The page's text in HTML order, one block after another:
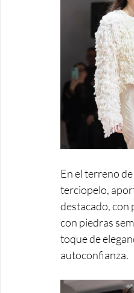
En el terreno
terciopelo,
destacado, con
con piedras
toque de
autoconfianza.